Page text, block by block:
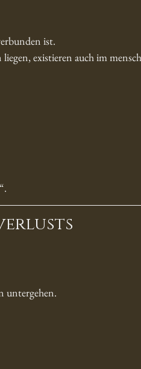
ist.
existieren auch im
untergehen.